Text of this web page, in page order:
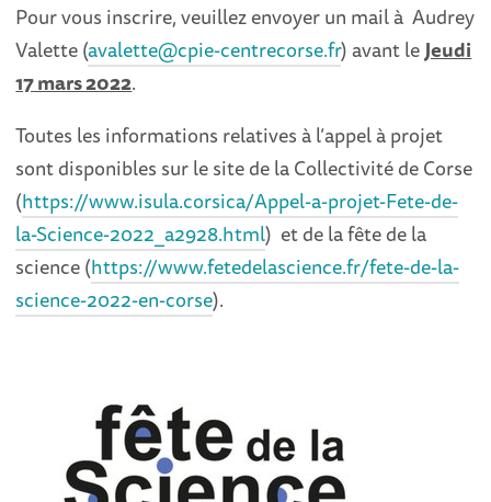
Pour vous inscrire, veuillez envoyer un mail à Audrey
Valette (avalette@cpie-centrecorse.fr) avant leJeudi
17 mars 2022.
Toutes les informations relatives à l’appel à projet
sont disponibles sur le site de la Collectivité de Corse
(https://www.isula.corsica/Appel-a-projet-Fete-de-
la-Science-2022_a2928.html) et de la fête de la
science (https://www.fetedelascience.fr/fete-de-la-
science-2022-en-corse).